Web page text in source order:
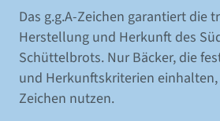
Das g.g.A-Zeichen garantiert die
Herstellung und Herkunft des
Schüttelbrots. Nur Bäcker, die
und Herkunftskriterien
Zeichen nutzen.